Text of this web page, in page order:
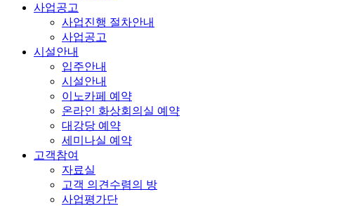
사업공고
사업진행 절차안내
사업공고
시설안내
입주안내
시설안내
이노카페 예약
온라인 화상회의실 예약
대강당 예약
세미나실 예약
고객참여
자료실
고객 의견수렴의 방
사업평가단